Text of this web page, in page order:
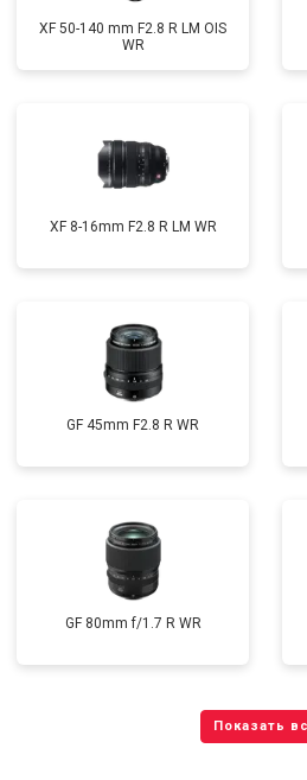
XF 50-140 mm F2.8 R LM OIS
WR
XF 8-16mm F2.8 R LM WR
GF 45mm F2.8 R WR
GF 80mm f/1.7 R WR